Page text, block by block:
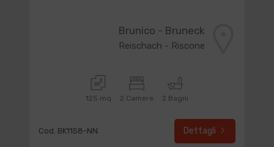
Brunico - Bruneck
Reischach - Riscone
125 mq 2 Camere 2 Bagni
Cod. BK1158-NN Dettagli